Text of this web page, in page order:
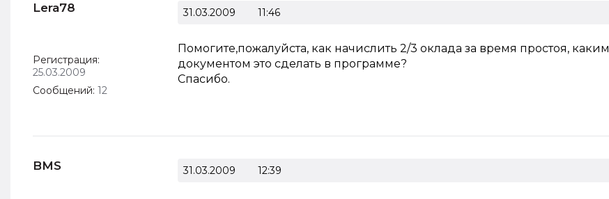
Lera78
Регистрация:
25.03.2009
Сообщений: 12
31.03.2009 11:46
Помогите,пожалуйста, как начислить 2/3 оклада за время простоя, каким
документом это сделать в программе?
Спасибо.
BMS 31.03.2009 12:39